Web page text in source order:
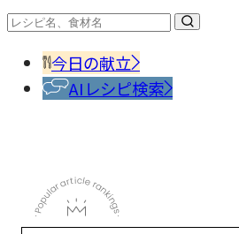
り
今日の献立
AIレシピ検索